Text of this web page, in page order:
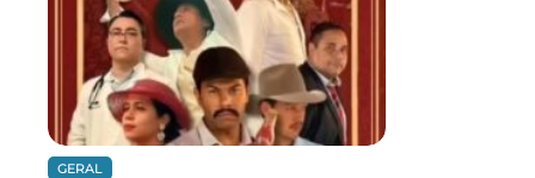
GERAL